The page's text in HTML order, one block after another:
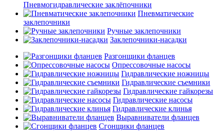
Пневмогидравлические заклёпочники
Пневматические
заклепочники
Ручные заклепочники
Заклепочники-насадки
Разгонщики фланцев
Опрессовочные насосы
Гидравлические ножницы
Гидравлические съемники
Гидравлические гайкорезы
Гидравлические насосы
Гидравлические клинья
Выравниватели фланцев
Сгонщики фланцев